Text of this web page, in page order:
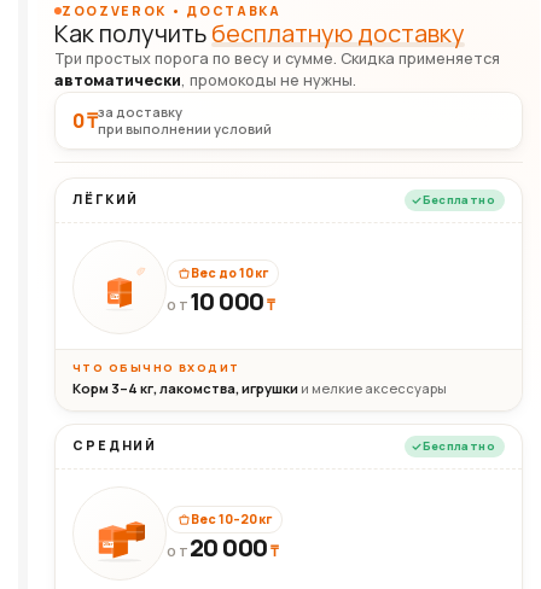
ZOOZVEROK • ДОСТАВКА
Как получитьбесплатную доставку
Три простых порога по весу и сумме. Скидка применяется
автоматически, промокоды не нужны.
0 ₸за доставку
при выполнении условий
ЛЁГКИЙ Бесплатно
10кг
Вес до 10 кг
ОТ 10 000₸
ЧТО ОБЫЧНО ВХОДИТ
Корм 3–4 кг, лакомства, игрушки и мелкие аксессуары
СРЕДНИЙ Бесплатно
20кг
Вес 10–20 кг
ОТ 20 000₸